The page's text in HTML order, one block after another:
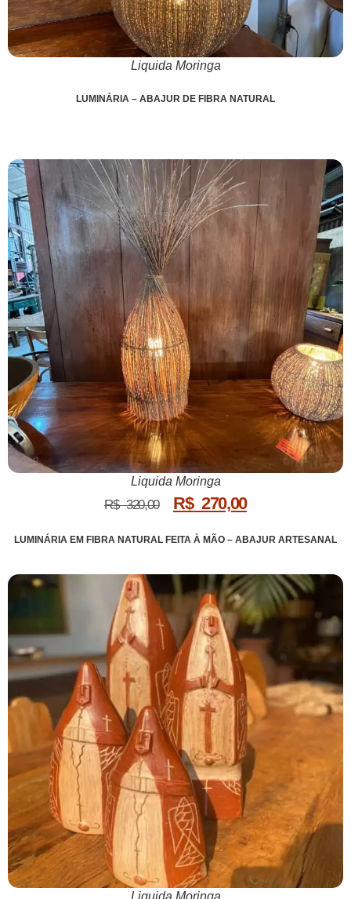
Liquida Moringa
LUMINÁRIA – ABAJUR DE FIBRA NATURAL
Liquida Moringa
R$320,00 R$270,00
LUMINÁRIA EM FIBRA NATURAL FEITA À MÃO – ABAJUR ARTESANAL
Liquida Moringa